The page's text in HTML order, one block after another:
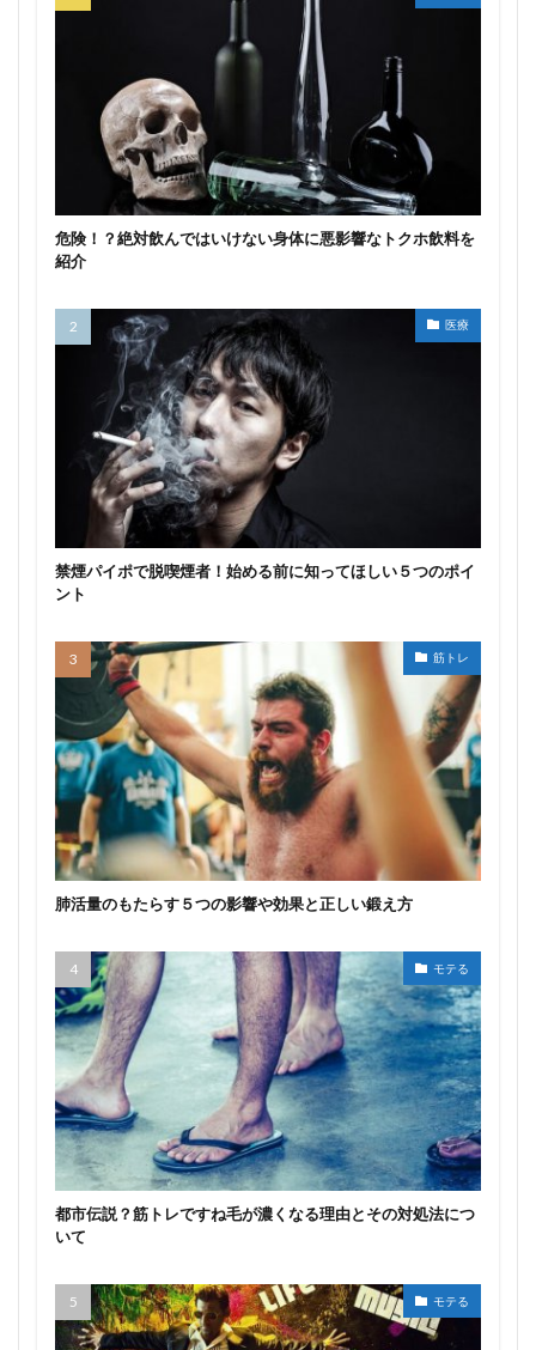
危険！？絶対飲んではいけない身体に悪影響なトクホ飲料を
紹介
医療
禁煙パイポで脱喫煙者！始める前に知ってほしい５つのポイ
ント
筋トレ
肺活量のもたらす５つの影響や効果と正しい鍛え方
モテる
都市伝説？筋トレですね毛が濃くなる理由とその対処法につ
いて
モテる